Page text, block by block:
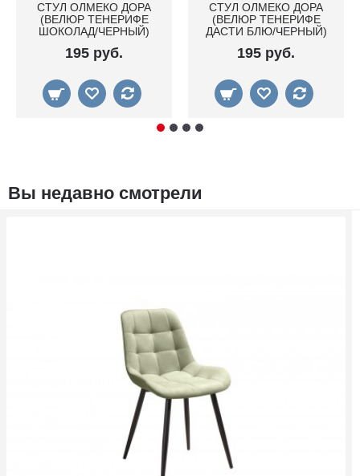
СТУЛ ОЛМЕКО ДОРА
(ВЕЛЮР ТЕНЕРИФЕ
ШОКОЛАД/ЧЕРНЫЙ)
195 руб.
СТУЛ ОЛМЕКО ДОРА
(ВЕЛЮР ТЕНЕРИФЕ
ДАСТИ БЛЮ/ЧЕРНЫЙ)
195 руб.
Вы недавно смотрели